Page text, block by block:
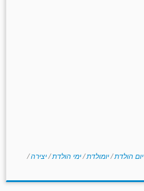
יום הולדת/יומולדת/ימי הולדת/יצירה/